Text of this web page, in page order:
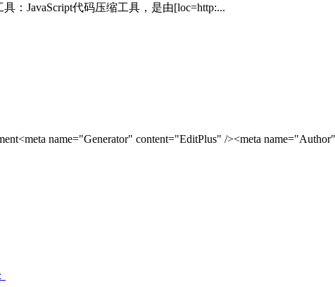
：JavaScript代码压缩工具，是由[loc=http:...
name="Generator" content="EditPlus" /><meta